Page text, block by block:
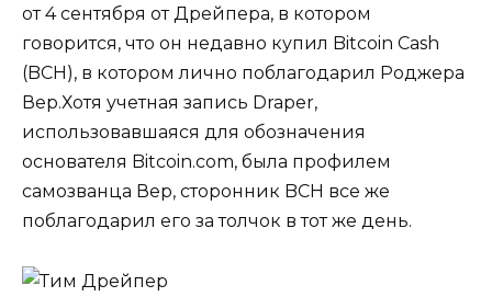
от 4 сентября от Дрейпера, в котором
говорится, что он недавно купил Bitcoin Cash
(BCH), в котором лично поблагодарил Роджера
Вер.Хотя учетная запись Draper,
использовавшаяся для обозначения
основателя Bitcoin.com, была профилем
самозванца Вер, сторонник BCH все же
поблагодарил его за толчок в тот же день.